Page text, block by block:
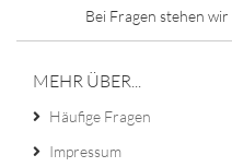
Bei Fragen stehen
MEHR ÜBER...
Häufige Fragen
Impressum